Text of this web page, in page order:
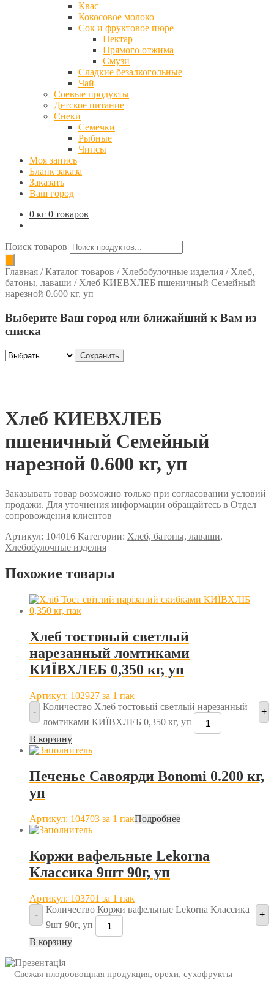
Квас
Кокосовое молоко
Сок и фруктовое пюре
Нектар
Прямого отжима
Смузи
Сладкие безалкогольные
Чай
Соевые продукты
Детское питание
Снеки
Семечки
Рыбные
Чипсы
Моя запись
Бланк заказа
Заказать
Ваш город
0 кг 0 товаров
Поиск товаров
Главная /Каталог товаров / Хлебобулочные изделия / Хлеб,
батоны, лаваши / Хлеб КИЕВХЛЕБ пшеничный Семейный
нарезной 0.600 кг, уп
Выберите Ваш город или ближайший к Вам из
списка
Сохранить
Хлеб КИЕВХЛЕБ
пшеничный Семейный
нарезной 0.600 кг, уп
Заказывать товар возможно только при согласовании условий
продажи. Для уточнения информации обращайтесь в Отдел
сопровождения клиентов
Артикул: 104016 Категории: Хлеб, батоны, лаваши,
Хлебобулочные изделия
Похожие товары
Хлеб тостовый светлый
нарезанный ломтиками
КИЇВХЛЕБ 0,350 кг, уп
Артикул: 102927 за 1 пак
-
Количество Хлеб тостовый светлый нарезанный
ломтиками КИЇВХЛЕБ 0,350 кг, уп
+
В корзину
Печенье Савоярди Bonomi 0.200 кг,
уп
Артикул: 104703 за 1 пакПодробнее
Коржи вафельные Lekorna
Классика 9шт 90г, уп
Артикул: 103701 за 1 пак
-
Количество Коржи вафельные Lekorna Классика
9шт 90г, уп
+
В корзину
Свежая плодоовощная продукция, орехи, сухофрукты